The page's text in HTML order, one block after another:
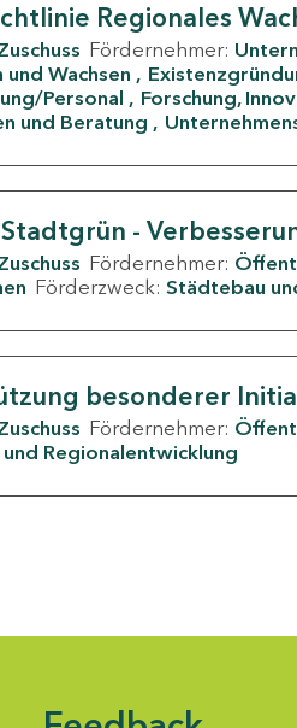
Regionales
Fördernehmer:
Wachsen
Personal
Forschung,
und Beratung
-
Fördernehmer:
Förderzweck: Städtebau
besonderer
Fördernehmer:
Regionalentwicklung